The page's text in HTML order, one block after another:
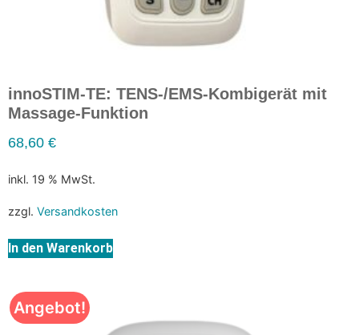
innoSTIM-TE: TENS-/EMS-Kombigerät mit
Massage-Funktion
68,60 €
inkl. 19 % MwSt.
zzgl. Versandkosten
In den Warenkorb
Angebot!